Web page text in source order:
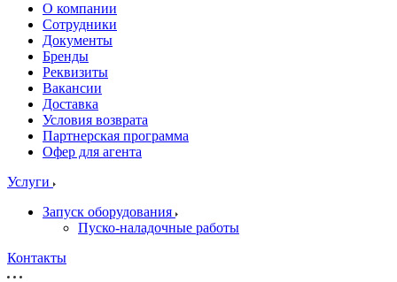
О компании
Сотрудники
Документы
Бренды
Реквизиты
Вакансии
Доставка
Условия возврата
Партнерская программа
Офер для агента
Услуги
Запуск оборудования
Пуско-наладочные работы
Контакты